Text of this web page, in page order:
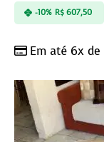
Em até 6x de
-10% R$607,50